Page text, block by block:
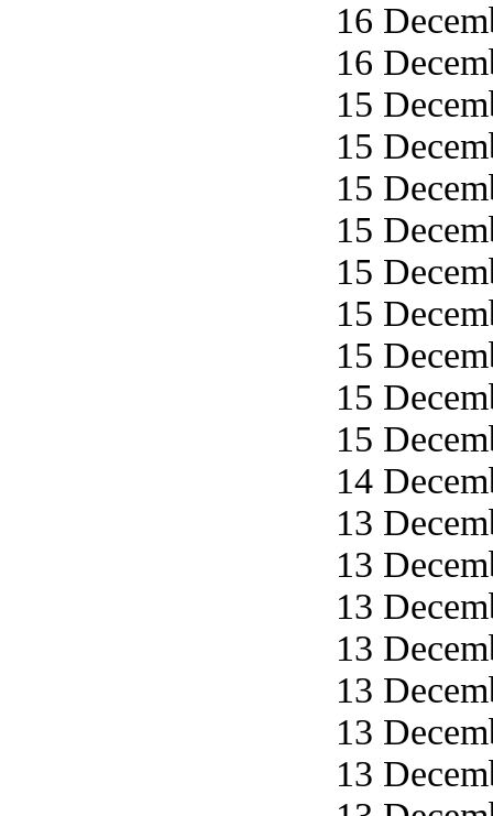
16
16
15
15
15
15
15
15
15
15
15
14
13
13
13
13
13
13
13